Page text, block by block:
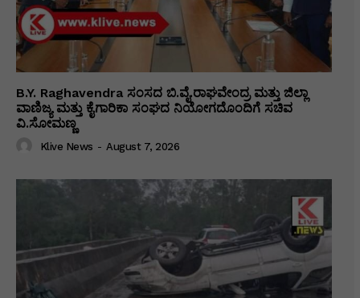
B.Y. Raghavendra ಸಂಸದ ಬಿ.ವೈ.ರಾಘವೇಂದ್ರ ಮತ್ತು ಜಿಲ್ಲಾ
ವಾಣಿಜ್ಯ ಮತ್ತು ಕೈಗಾರಿಕಾ ಸಂಘದ ನಿಯೋಗದೊಂದಿಗೆ ಸಚಿವ
ವಿ‌.ಸೋಮಣ್ಣ
Klive News - August 7, 2026